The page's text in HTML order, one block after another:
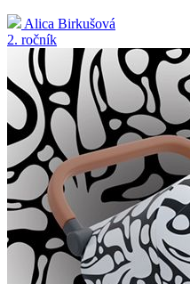
Alica Birkušová
2. ročník